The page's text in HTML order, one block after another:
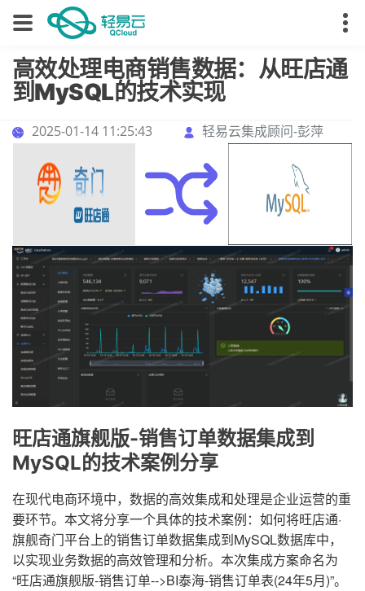
高效处理电商销售数据：从旺店通
到MySQL的技术实现
2025-01-14 11:25:43 轻易云集成顾问-彭萍
旺店通旗舰版-销售订单数据集成到
MySQL的技术案例分享
在现代电商环境中，数据的高效集成和处理是企业运营的重
要环节。本文将分享一个具体的技术案例：如何将旺店通·
旗舰奇门平台上的销售订单数据集成到MySQL数据库中，
以实现业务数据的高效管理和分析。本次集成方案命名为
“旺店通旗舰版-销售订单-->BI泰海-销售订单表(24年5月)”。